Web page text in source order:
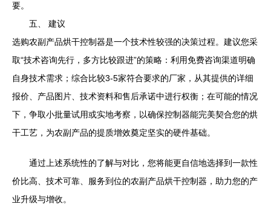
要。
五、 建议
选购农副产品烘干控制器是一个技术性较强的决策过程。建议您采
取“技术咨询先行，多方比较跟进”的策略：利用免费咨询渠道明确
自身技术需求；综合比较3-5家符合要求的厂家，从其提供的详细
报价、产品图片、技术资料和售后承诺中进行权衡；在可能的情况
下，争取小批量试用或实地考察，以确保控制器能完美契合您的烘
干工艺，为农副产品的提质增效奠定坚实的硬件基础。
通过上述系统性的了解与对比，您将能更自信地选择到一款性
价比高、技术可靠、服务到位的农副产品烘干控制器，助力您的产
业升级与增收。